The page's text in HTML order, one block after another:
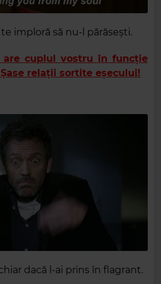
imploră să nu-l părăsești.
are cuplul vostru în funcție
relații sortite eșecului!
dacă l-ai prins în flagrant.